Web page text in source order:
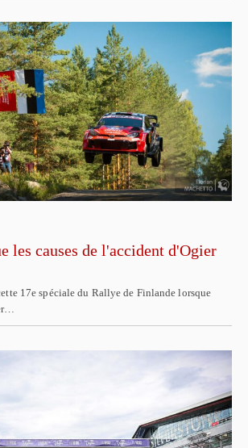
les causes de l'accident d'Ogier
17e spéciale du Rallye de Finlande lorsque